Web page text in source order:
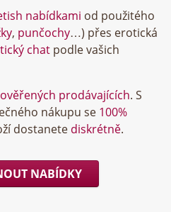
nabídkami od použitého
, punčochy…) přes erotická
chat podle vašich
ověřených prodávajících. S
nákupu se 100%
dostanete diskrétně.
NABÍDKY